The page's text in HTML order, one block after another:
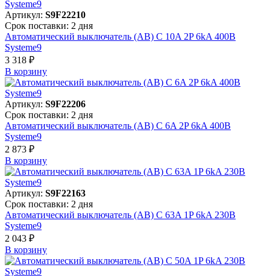
Артикул: S9F22210
Срок поставки: 2 дня
Автоматический выключатель (АВ) C 10A 2P 6kA 400В
Systeme9
3 318 ₽
В корзинy
Артикул: S9F22206
Срок поставки: 2 дня
Автоматический выключатель (АВ) C 6A 2P 6kA 400В
Systeme9
2 873 ₽
В корзинy
Артикул: S9F22163
Срок поставки: 2 дня
Автоматический выключатель (АВ) C 63A 1P 6kA 230В
Systeme9
2 043 ₽
В корзинy